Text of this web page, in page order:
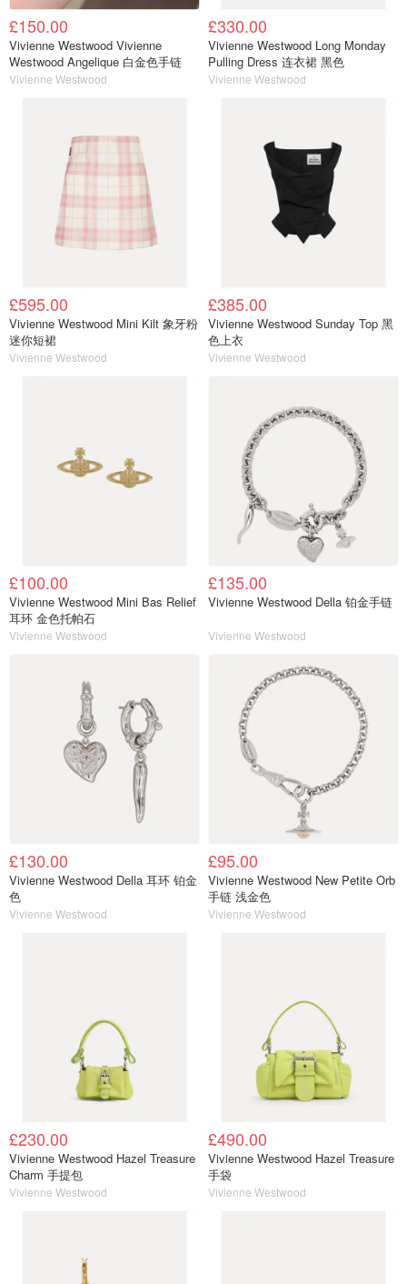
£150.00
Vivienne Westwood Vivienne
Westwood Angelique 白金色手链
Vivienne Westwood
£330.00
Vivienne Westwood Long Monday
Pulling Dress 连衣裙 黑色
Vivienne Westwood
£595.00
Vivienne Westwood Mini Kilt 象牙粉
迷你短裙
Vivienne Westwood
£385.00
Vivienne Westwood Sunday Top 黑
色上衣
Vivienne Westwood
£100.00
Vivienne Westwood Mini Bas Relief
耳环 金色托帕石
Vivienne Westwood
£135.00
Vivienne Westwood Della 铂金手链
Vivienne Westwood
£130.00
Vivienne Westwood Della 耳环 铂金
色
Vivienne Westwood
£95.00
Vivienne Westwood New Petite Orb
手链 浅金色
Vivienne Westwood
£230.00
Vivienne Westwood Hazel Treasure
Charm 手提包
Vivienne Westwood
£490.00
Vivienne Westwood Hazel Treasure
手袋
Vivienne Westwood